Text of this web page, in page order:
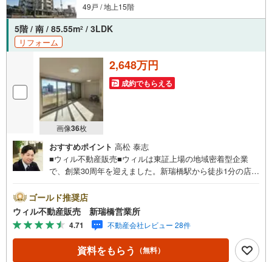
49戸 / 地上15階
5階 / 南 / 85.55m2 / 3LDK
リフォーム
画像36枚
2,648万円
成約でもらえる
おすすめポイント 高松 泰志
■ウィル不動産販売■ウィルは東証上場の地域密着型企業
で、創業30周年を迎えました。新瑞橋駅から徒歩1分の店舗
り、お子様連れのお客様も安心してご利用いただけます。●
平日のお住まい探しの方へ●弊社では平日にご内覧や契約を
希望されるお客様のために、「平日会員制度」という割引
プランをご用意しています。●お仕事で忙しい方へ●午前10
時から午後7時まで、毎日営業しております。事前にご予約
いただければ、営業時間外でのご内覧にも対応いたしま
ゴールド推奨店
ウィル不動産販売 新瑞橋営業所
4.71 不動産会社レビュー 28件
資料をもらう （無料）